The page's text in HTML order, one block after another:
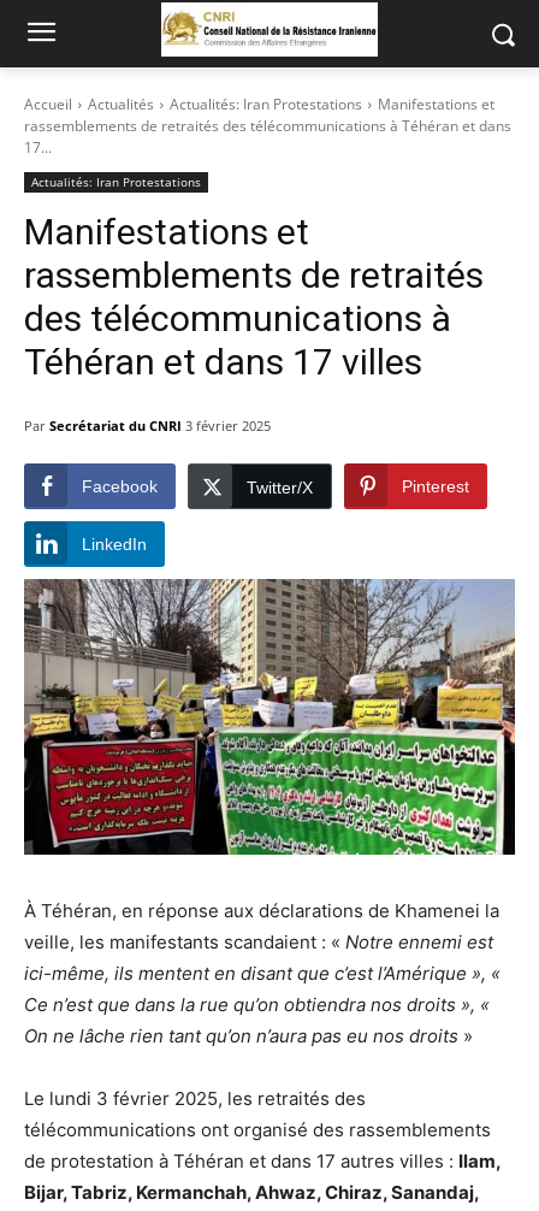
Accueil Actualités Actualités: Iran Protestations
Manifestations et
rassemblements de retraités des télécommunications à Téhéran et dans
17...
Actualités: Iran Protestations
Manifestations et
rassemblements de retraités
des télécommunications à
Téhéran et dans 17 villes
Par Secrétariat du CNRI 3 février 2025
Facebook Twitter/X Pinterest
LinkedIn
À Téhéran, en réponse aux déclarations de Khamenei la
veille, les manifestants scandaient : « Notre ennemi est
ici-même, ils mentent en disant que c’est l’Amérique », «
Ce n’est que dans la rue qu’on obtiendra nos droits », «
On ne lâche rien tant qu’on n’aura pas eu nos droits »
Le lundi 3 février 2025, les retraités des
télécommunications ont organisé des rassemblements
de protestation à Téhéran et dans 17 autres villes : Ilam,
Bijar, Tabriz, Kermanchah, Ahwaz, Chiraz, Sanandaj,